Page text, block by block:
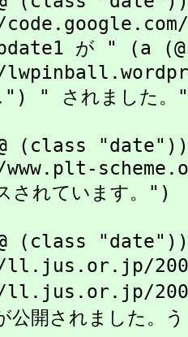
が " (a
") " されました
(class
されています。")
(class
2008/
開されました。